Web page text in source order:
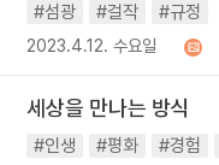
#섬광
#걸작 #규정
2023.4.12. 수요일
세상을 만나는 방식
#인생 #평화 #경험